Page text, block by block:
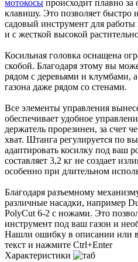
мотокосы происходит плавно за
клавишу. Это позволяет быстро
садовый инструмент для работы
и с жесткой высокой
Косильная головка оснащена
скобой. Благодаря этому вы
рядом с деревьями и клумбами,
газона даже рядом со стенами.
Все элементы управления
обеспечивает удобное
держатель прорезинен, за счет
хват. Штанга регулируется по
адаптировать косилку под ваш
составляет 3,2 кг не создает
особенно при длительном
Благодаря разъемному
различные насадки, например
PolyCut 6-2 с ножами. Это
инструмент под ваш газон и
Нашли ошибку в описании или в
текст и нажмите Ctrl+Enter
Характеристики